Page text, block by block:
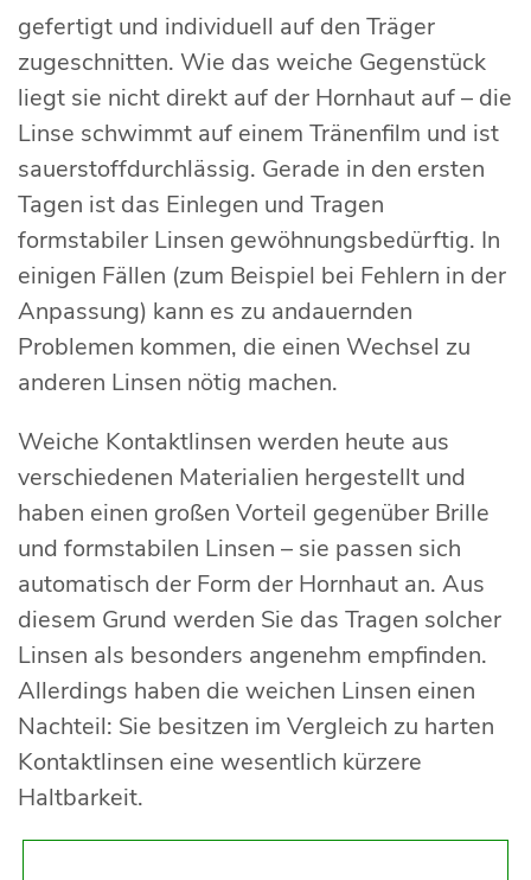
gefertigt und individuell auf den Träger
zugeschnitten. Wie das weiche Gegenstück
liegt sie nicht direkt auf der Hornhaut auf – die
Linse schwimmt auf einem Tränenfilm und ist
sauerstoffdurchlässig. Gerade in den ersten
Tagen ist das Einlegen und Tragen
formstabiler Linsen gewöhnungsbedürftig. In
einigen Fällen (zum Beispiel bei Fehlern in der
Anpassung) kann es zu andauernden
Problemen kommen, die einen Wechsel zu
anderen Linsen nötig machen.
Weiche Kontaktlinsen werden heute aus
verschiedenen Materialien hergestellt und
haben einen großen Vorteil gegenüber Brille
und formstabilen Linsen – sie passen sich
automatisch der Form der Hornhaut an. Aus
diesem Grund werden Sie das Tragen solcher
Linsen als besonders angenehm empfinden.
Allerdings haben die weichen Linsen einen
Nachteil: Sie besitzen im Vergleich zu harten
Kontaktlinsen eine wesentlich kürzere
Haltbarkeit.